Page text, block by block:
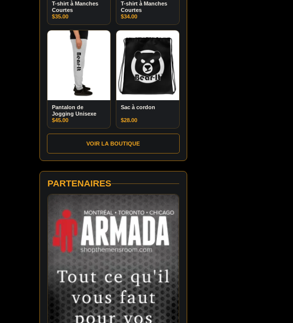
T-shirt à Manches
Courtes
$35.00
T-shirt à Manches
Courtes
$34.00
Pantalon de
Jogging Unisexe
$45.00
Sac à cordon
$28.00
VOIR LA BOUTIQUE
PARTENAIRES